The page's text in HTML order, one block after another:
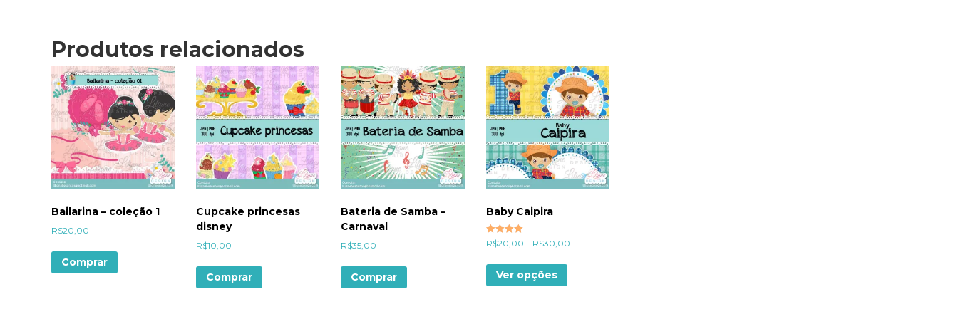
Produtos relacionados
Bailarina – coleção 1
R$20,00
Comprar
Cupcake princesas
disney
R$10,00
Comprar
Bateria de Samba –
Carnaval
R$35,00
Comprar
Baby Caipira
Avaliação
5.00
R$20,00 – R$30,00
Ver opções